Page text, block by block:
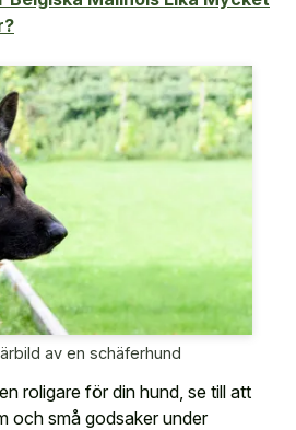
av en schäferhund
roligare för din hund, se till att
och små godsaker under